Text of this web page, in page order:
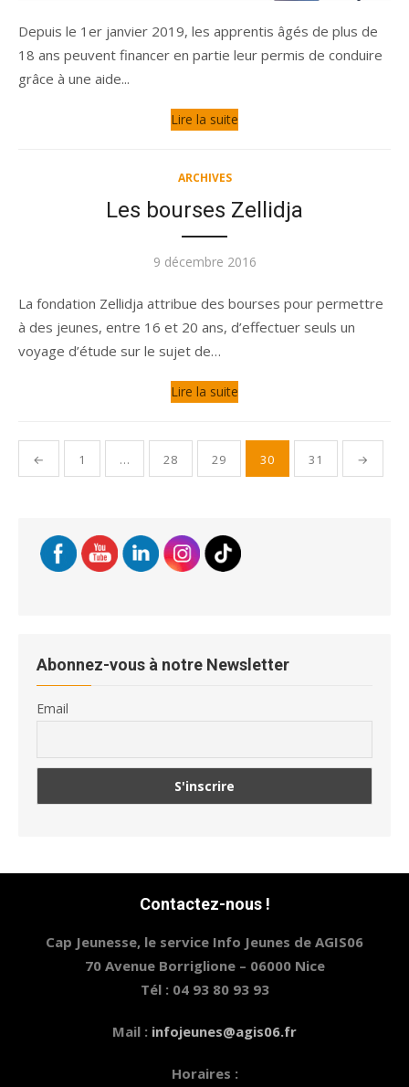
Depuis le 1er janvier 2019, les apprentis âgés de plus de
18 ans peuvent financer en partie leur permis de conduire
grâce à une aide...
Lire la suite
ARCHIVES
Les bourses Zellidja
Publié
9 décembre 2016
La fondation Zellidja attribue des bourses pour permettre
à des jeunes, entre 16 et 20 ans, d’effectuer seuls un
voyage d’étude sur le sujet de…
Lire la suite
Pagination
des
← 1 … 28 29 30 31 →
Abonnez-vous à notre Newsletter
Email
Contactez-nous !
Cap Jeunesse, le service Info Jeunes de AGIS06
70 Avenue Borriglione – 06000 Nice
Tél : 04 93 80 93 93
Mail : infojeunes@agis06.fr
Horaires :